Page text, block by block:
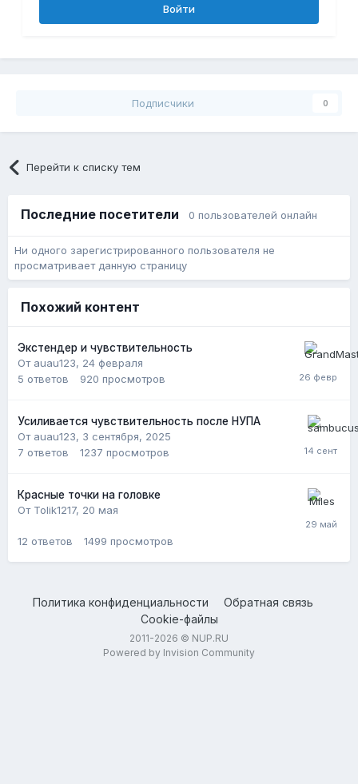
Войти
Подписчики 0
Перейти к списку тем
Последние посетители 0 пользователей онлайн
Ни одного зарегистрированного пользователя не
просматривает данную страницу
Похожий контент
Экстендер и чувствительность
От auau123, 24 февраля
5 ответов 920 просмотров
Усиливается чувствительность после НУПА
От auau123, 3 сентября, 2025
7 ответов 1237 просмотров
Красные точки на головке
От Tolik1217, 20 мая
12 ответов 1499 просмотров
Политика конфиденциальности
Обратная связь
Cookie-файлы
2011-2026 © NUP.RU
Powered by Invision Community